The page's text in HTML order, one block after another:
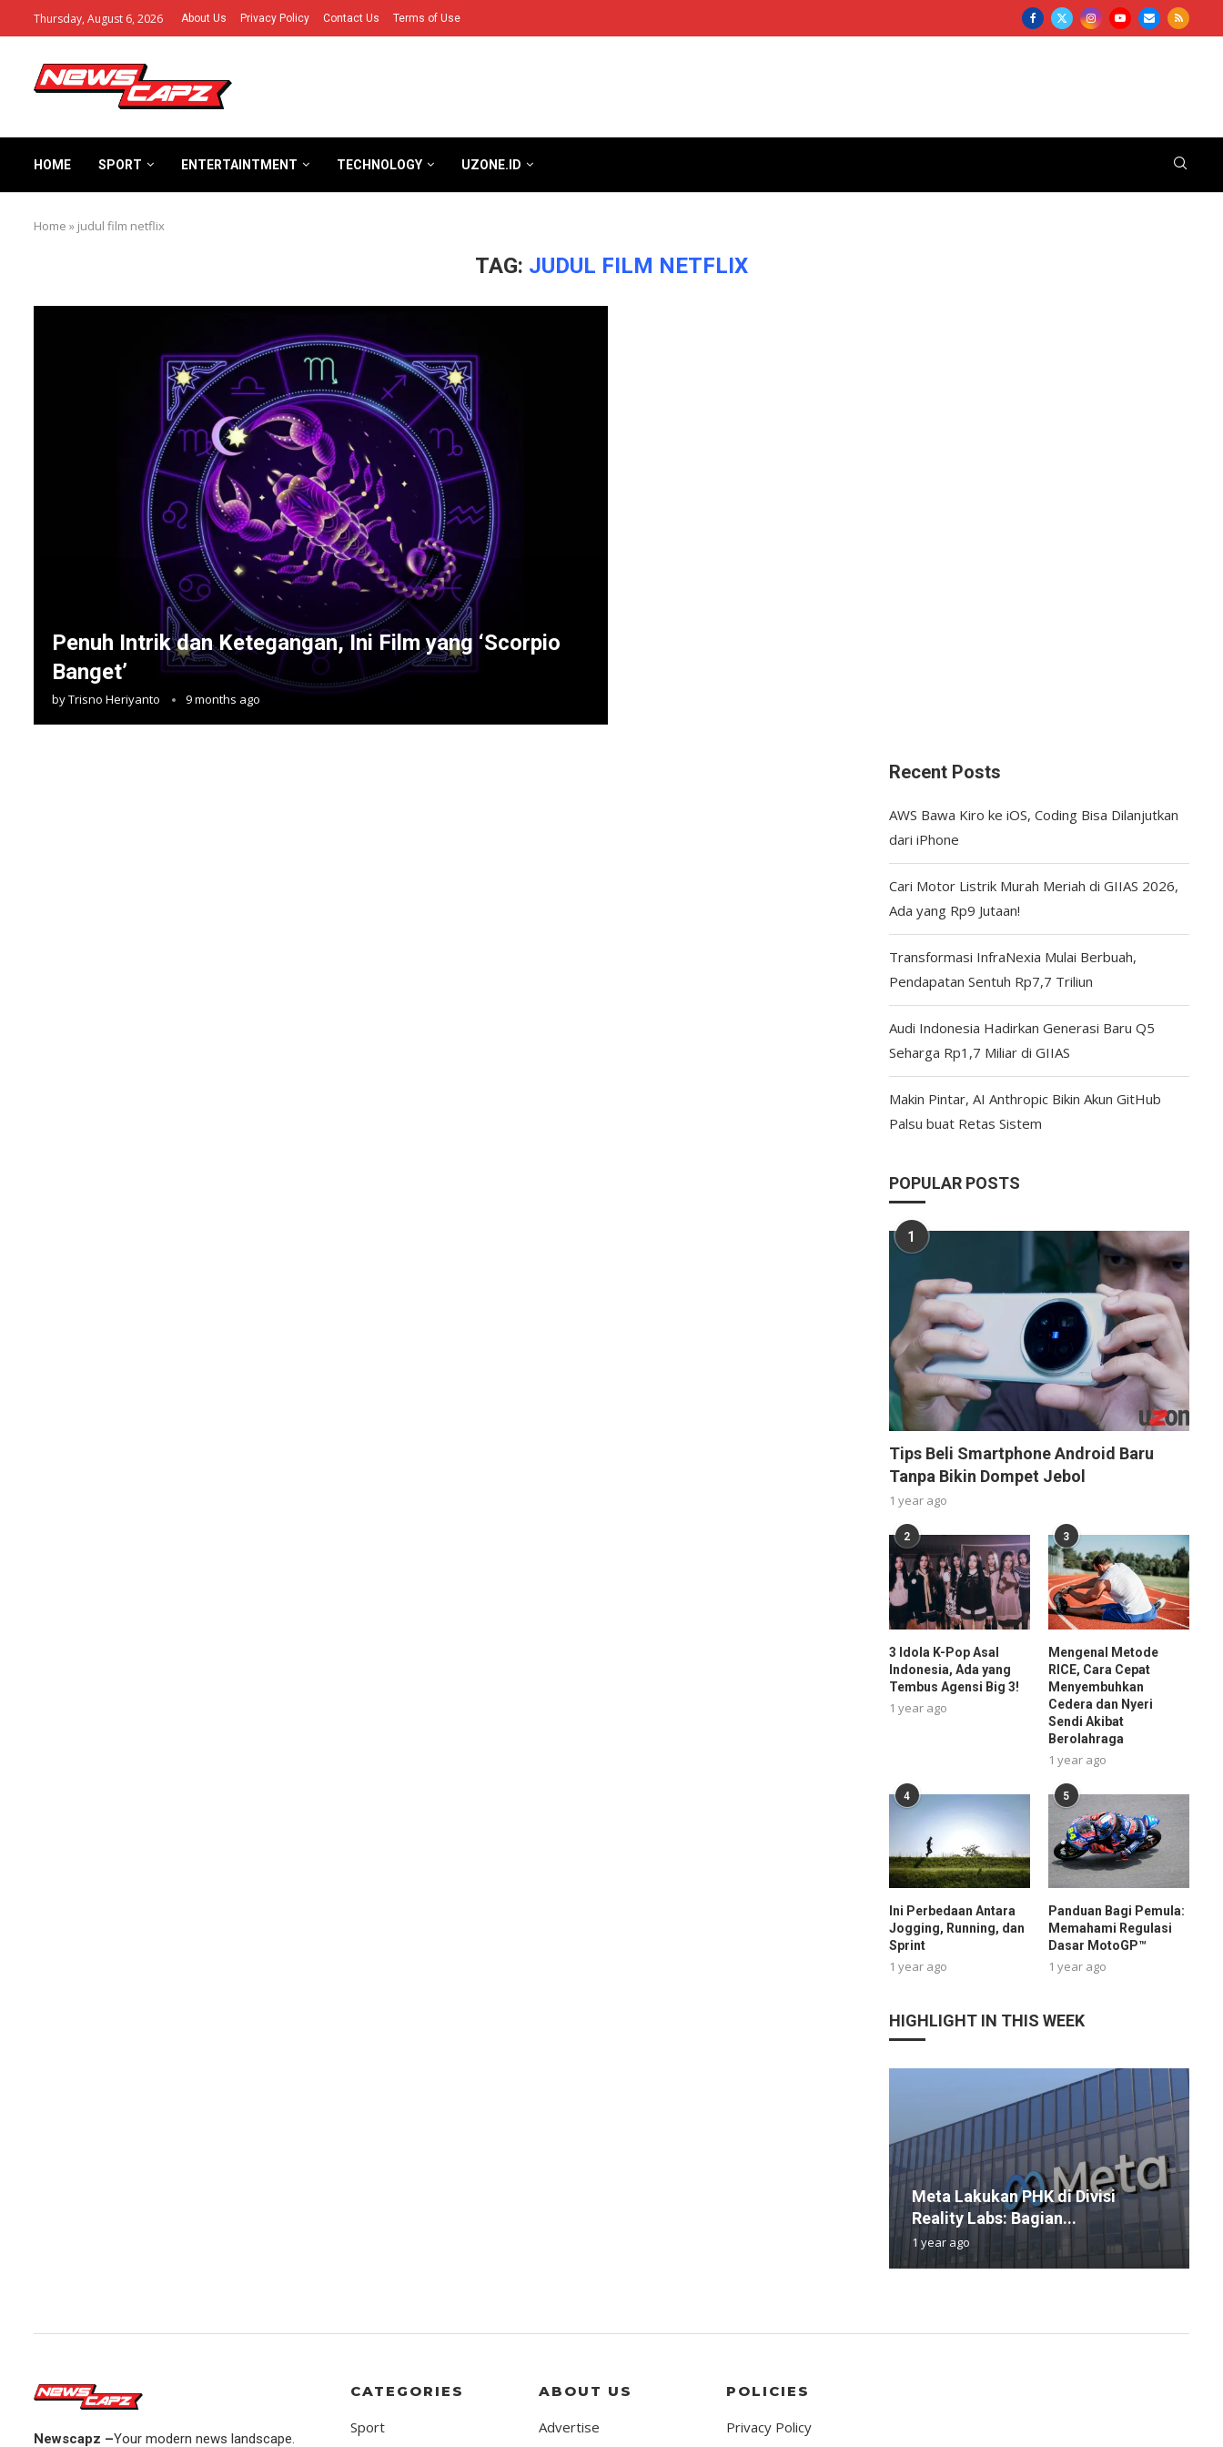
Thursday, August 6, 2026 About Us Privacy Policy Contact Us Terms of Use
HOME SPORT ENTERTAINTMENT TECHNOLOGY UZONE.ID
Home » judul film netflix
TAG: JUDUL FILM NETFLIX
Penuh Intrik dan Ketegangan, Ini Film yang ‘Scorpio
Banget’
byTrisno Heriyanto 9 months ago
Recent Posts
AWS Bawa Kiro ke iOS, Coding Bisa Dilanjutkan
dari iPhone
Cari Motor Listrik Murah Meriah di GIIAS 2026,
Ada yang Rp9 Jutaan!
Transformasi InfraNexia Mulai Berbuah,
Pendapatan Sentuh Rp7,7 Triliun
Audi Indonesia Hadirkan Generasi Baru Q5
Seharga Rp1,7 Miliar di GIIAS
Makin Pintar, AI Anthropic Bikin Akun GitHub
Palsu buat Retas Sistem
POPULAR POSTS
1
Tips Beli Smartphone Android Baru
Tanpa Bikin Dompet Jebol
1 year ago
2
3 Idola K-Pop Asal
Indonesia, Ada yang
Tembus Agensi Big 3!
1 year ago
3
Mengenal Metode
RICE, Cara Cepat
Menyembuhkan
Cedera dan Nyeri
Sendi Akibat
Berolahraga
1 year ago
4
Ini Perbedaan Antara
Jogging, Running, dan
Sprint
1 year ago
5
Panduan Bagi Pemula:
Memahami Regulasi
Dasar MotoGP™
1 year ago
HIGHLIGHT IN THIS WEEK
Meta Lakukan PHK di Divisi
Reality Labs: Bagian...
1 year ago
Newscapz –Your modern news landscape.
CATEGORIES
Sport
ABOUT US
Advertise
POLICIES
Privacy Policy